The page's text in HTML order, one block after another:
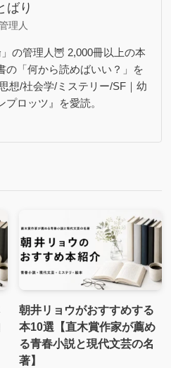
ばり
理人
の管理人🦉 2,000冊以上の本
の「何から読めばいい？」を
想/社会学/ミステリー/SF｜幼
ロッツ』を愛読。
朝井リョウがおすすめする
本10選【直木賞作家が薦め
る青春小説と現代文芸の名
著】